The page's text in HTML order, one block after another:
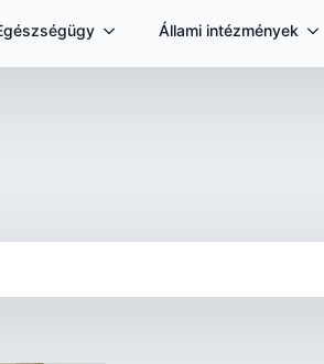
Állami intézmények